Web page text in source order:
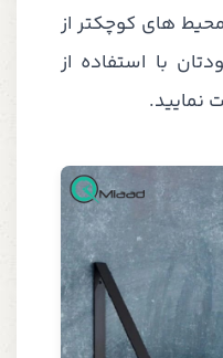
های کوچکتر از
با استفاده از
نمایید.